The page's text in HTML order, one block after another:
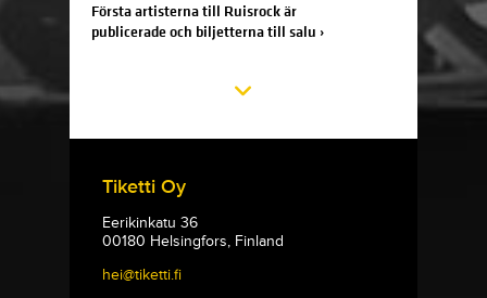
Första artisterna till Ruisrock är
publicerade och biljetterna till salu ›
Tiketti Oy
Eerikinkatu 36
00180 Helsingfors, Finland
hei@tiketti.fi